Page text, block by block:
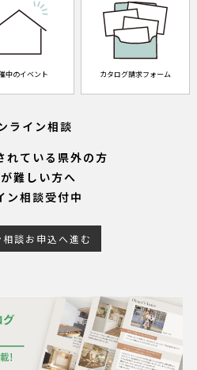
中のイベント カタログ請求フォーム
ライン相談
れている県外の方
難しい方へ
ン相談受付中
談お申込へ進む